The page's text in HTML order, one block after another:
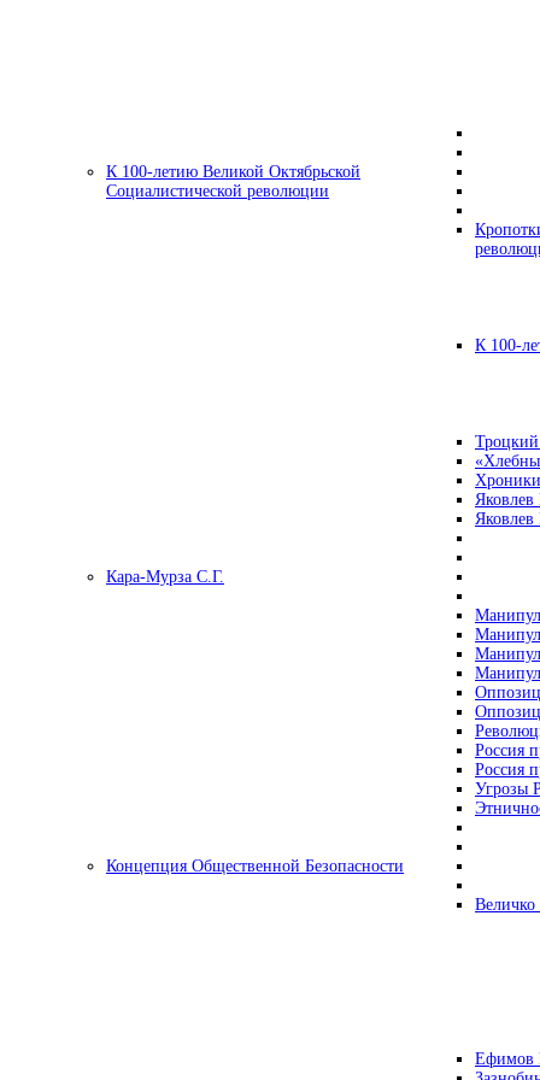
К 100-летию Великой Октябрьской
Социалистической революции
К 100-
Кара-Мурза С.Г.
Россия
Россия
Угрозы
Концепция Общественной Безопасности
Ефимов